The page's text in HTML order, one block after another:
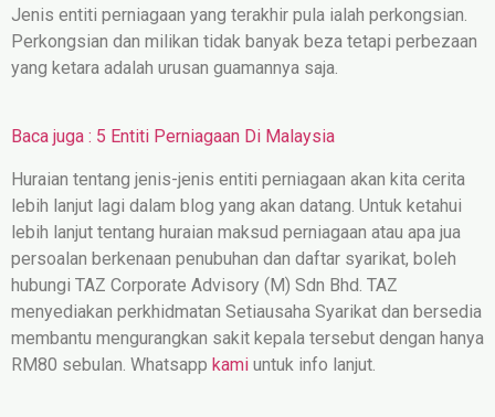
Jenis entiti perniagaan yang terakhir pula ialah perkongsian.
Perkongsian dan milikan tidak banyak beza tetapi perbezaan
yang ketara adalah urusan guamannya saja.
Baca juga : 5 Entiti Perniagaan Di Malaysia
Huraian tentang jenis-jenis entiti perniagaan akan kita cerita
lebih lanjut lagi dalam blog yang akan datang. Untuk ketahui
lebih lanjut tentang huraian maksud perniagaan atau apa jua
persoalan berkenaan penubuhan dan daftar syarikat, boleh
hubungi TAZ Corporate Advisory (M) Sdn Bhd. TAZ
menyediakan perkhidmatan Setiausaha Syarikat dan bersedia
membantu mengurangkan sakit kepala tersebut dengan hanya
RM80 sebulan. Whatsapp kami untuk info lanjut.